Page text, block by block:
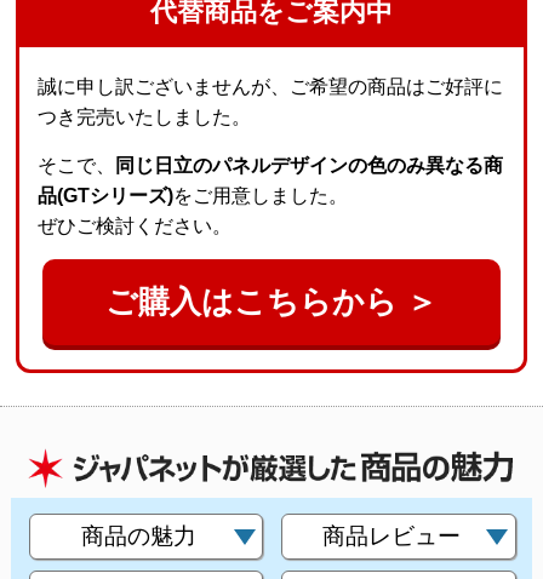
庭用エアコンにおいて。熱交換器を自動で凍結させ洗浄する技術。室外機の
［凍結洗浄］は出荷時には設定されておらず、お客様による設定が必要です。
代替商品をご案内中
誠に申し訳ございませんが、ご希望の商品はご好評に
つき完売いたしました。
そこで、
同じ日立のパネルデザインの色のみ異なる商
品(GTシリーズ)をご用意しました。
ぜひご検討ください。
ご購入はこちらから ＞
商品の魅力 商品レビュー